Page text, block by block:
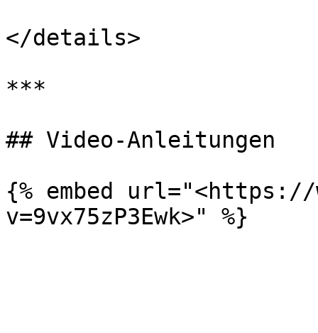
</details>
***
## Video-Anleitungen
{% embed url="<https://